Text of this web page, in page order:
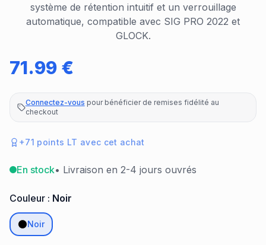
système de rétention intuitif et un verrouillage
automatique, compatible avec SIG PRO 2022 et
GLOCK.
71.99 €
Connectez-vous pour bénéficier de remises fidélité au
checkout
+71 points LT avec cet achat
En stock• Livraison en 2-4 jours ouvrés
Couleur : Noir
Noir